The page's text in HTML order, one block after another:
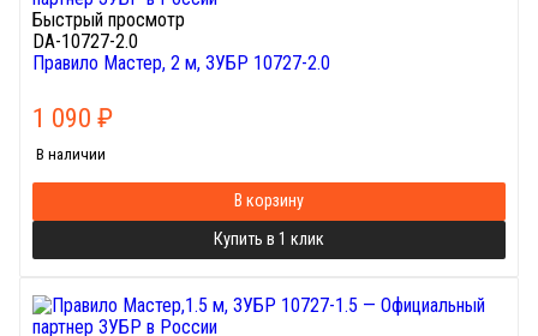
Быстрый просмотр
DA-10727-2.0
Правило Мастер, 2 м, ЗУБР 10727-2.0
1 090 ₽
В наличии
В корзину
Купить в 1 клик